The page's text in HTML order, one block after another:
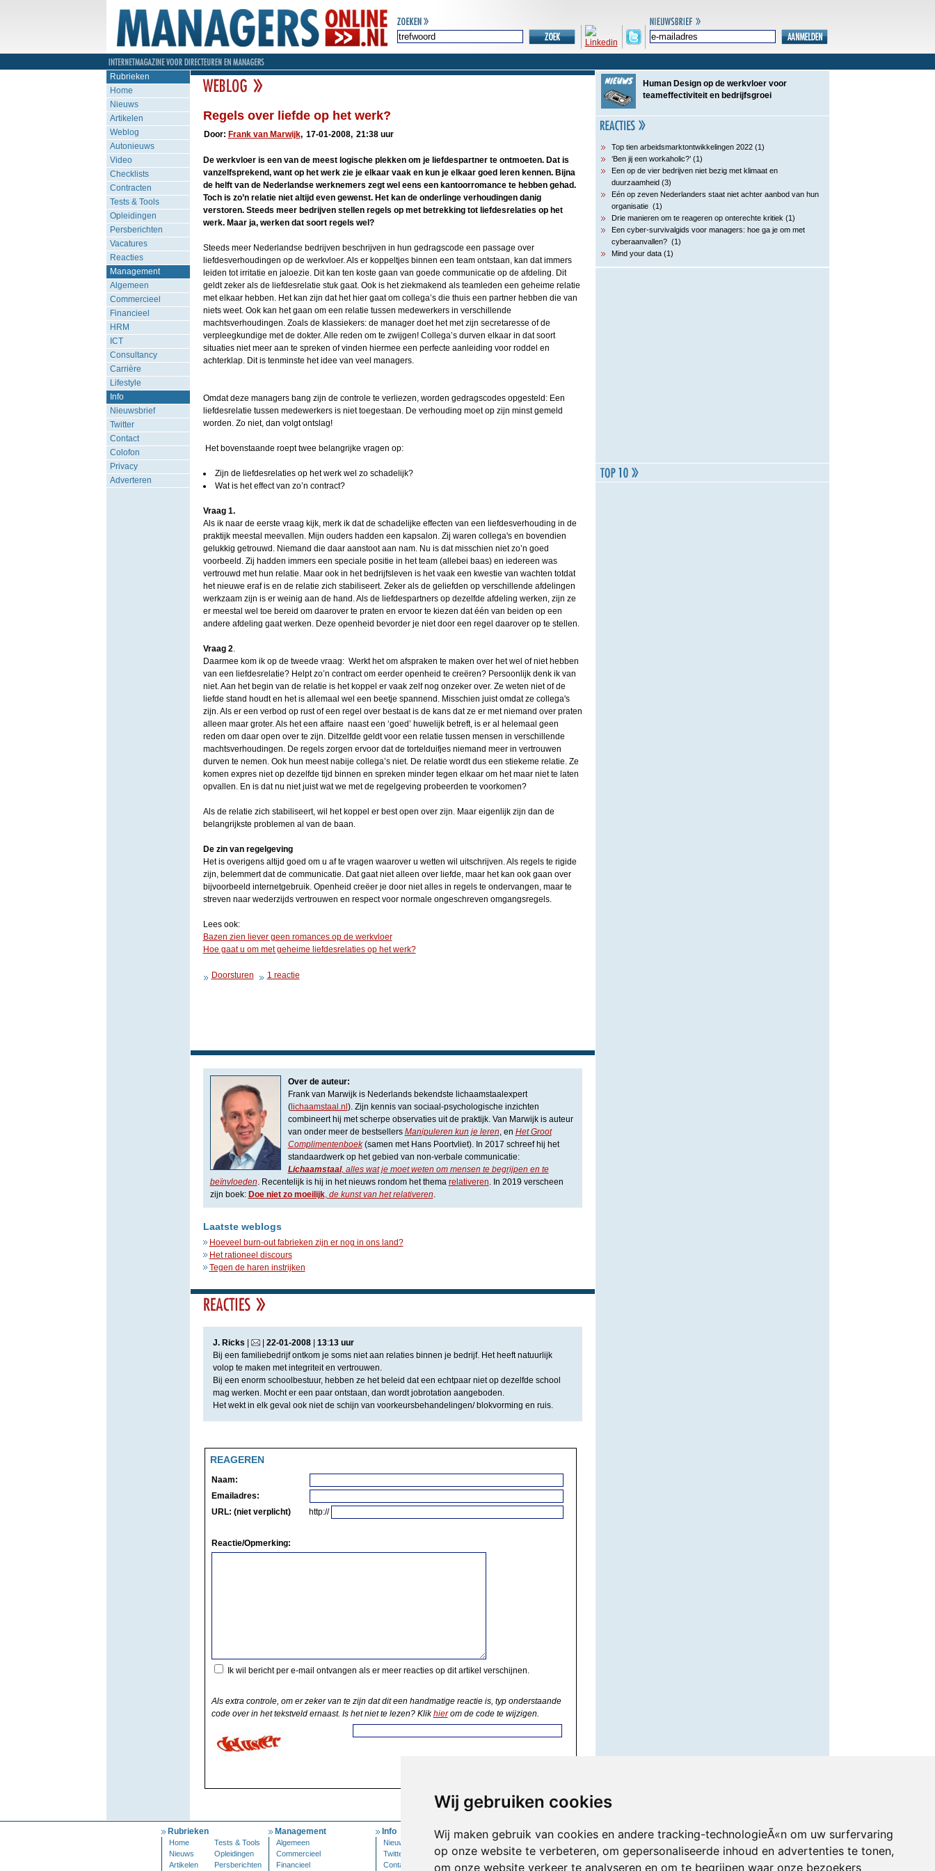
Wij gebruiken cookies
Wij maken gebruik van cookies en andere tracking-technologieÃ«n om uw surfervaring
op onze website te verbeteren, om gepersonaliseerde inhoud en advertenties te tonen,
om onze website verkeer te analyseren en om te begrijpen waar onze bezoekers
Rubrieken
Home
Nieuws
Artikelen
Weblog
Autonieuws
Video
Checklists
Contracten
Tests & Tools
Opleidingen
Persberichten
Vacatures
Reacties
Management
Algemeen
Commercieel
Financieel
HRM
ICT
Consultancy
Carrière
Lifestyle
Info
Nieuwsbrief
Twitter
Contact
Colofon
Privacy
Adverteren
Regels over liefde op het werk?
Door: Frank van Marwijk, 17-01-2008, 21:38 uur
De werkvloer is een van de meest logische plekken om je liefdespartner te ontmoeten. Dat is
vanzelfsprekend, want op het werk zie je elkaar vaak en kun je elkaar goed leren kennen. Bijna
de helft van de Nederlandse werknemers zegt wel eens een kantoorromance te hebben gehad.
Toch is zo’n relatie niet altijd even gewenst. Het kan de onderlinge verhoudingen danig
verstoren. Steeds meer bedrijven stellen regels op met betrekking tot liefdesrelaties op het
werk. Maar ja, werken dat soort regels wel?
Steeds meer Nederlandse bedrijven beschrijven in hun gedragscode een passage over
liefdesverhoudingen op de werkvloer. Als er koppeltjes binnen een team ontstaan, kan dat immers
leiden tot irritatie en jaloezie. Dit kan ten koste gaan van goede communicatie op de afdeling. Dit
geldt zeker als de liefdesrelatie stuk gaat. Ook is het ziekmakend als teamleden een geheime relatie
met elkaar hebben. Het kan zijn dat het hier gaat om collega’s die thuis een partner hebben die van
niets weet. Ook kan het gaan om een relatie tussen medewerkers in verschillende
machtsverhoudingen. Zoals de klassiekers: de manager doet het met zijn secretaresse of de
verpleegkundige met de dokter. Alle reden om te zwijgen! Collega’s durven elkaar in dat soort
situaties niet meer aan te spreken of vinden hiermee een perfecte aanleiding voor roddel en
achterklap. Dit is tenminste het idee van veel managers.
Omdat deze managers bang zijn de controle te verliezen, worden gedragscodes opgesteld: Een
liefdesrelatie tussen medewerkers is niet toegestaan. De verhouding moet op zijn minst gemeld
worden. Zo niet, dan volgt ontslag!
Het bovenstaande roept twee belangrijke vragen op:
Zijn de liefdesrelaties op het werk wel zo schadelijk?
Wat is het effect van zo’n contract?
Vraag 1.
Als ik naar de eerste vraag kijk, merk ik dat de schadelijke effecten van een liefdesverhouding in de
praktijk meestal meevallen. Mijn ouders hadden een kapsalon. Zij waren collega's en bovendien
gelukkig getrouwd. Niemand die daar aanstoot aan nam. Nu is dat misschien niet zo’n goed
voorbeeld. Zij hadden immers een speciale positie in het team (allebei baas) en iedereen was
vertrouwd met hun relatie. Maar ook in het bedrijfsleven is het vaak een kwestie van wachten totdat
het nieuwe eraf is en de relatie zich stabiliseert. Zeker als de geliefden op verschillende afdelingen
werkzaam zijn is er weinig aan de hand. Als de liefdespartners op dezelfde afdeling werken, zijn ze
er meestal wel toe bereid om daarover te praten en ervoor te kiezen dat één van beiden op een
andere afdeling gaat werken. Deze openheid bevorder je niet door een regel daarover op te stellen.
Vraag 2.
Daarmee kom ik op de tweede vraag: Werkt het om afspraken te maken over het wel of niet hebben
van een liefdesrelatie? Helpt zo’n contract om eerder openheid te creëren? Persoonlijk denk ik van
niet. Aan het begin van de relatie is het koppel er vaak zelf nog onzeker over. Ze weten niet of de
liefde stand houdt en het is allemaal wel een beetje spannend. Misschien juist omdat ze collega's
zijn. Als er een verbod op rust of een regel over bestaat is de kans dat ze er met niemand over praten
alleen maar groter. Als het een affaire naast een ‘goed’ huwelijk betreft, is er al helemaal geen
reden om daar open over te zijn. Ditzelfde geldt voor een relatie tussen mensen in verschillende
machtsverhoudingen. De regels zorgen ervoor dat de tortelduifjes niemand meer in vertrouwen
durven te nemen. Ook hun meest nabije collega’s niet. De relatie wordt dus een stiekeme relatie. Ze
komen expres niet op dezelfde tijd binnen en spreken minder tegen elkaar om het maar niet te laten
opvallen. En is dat nu niet juist wat we met de regelgeving probeerden te voorkomen?
Als de relatie zich stabiliseert, wil het koppel er best open over zijn. Maar eigenlijk zijn dan de
belangrijkste problemen al van de baan.
De zin van regelgeving
Het is overigens altijd goed om u af te vragen waarover u wetten wil uitschrijven. Als regels te rigide
zijn, belemmert dat de communicatie. Dat gaat niet alleen over liefde, maar het kan ook gaan over
bijvoorbeeld internetgebruik. Openheid creëer je door niet alles in regels te ondervangen, maar te
streven naar wederzijds vertrouwen en respect voor normale ongeschreven omgangsregels.
Lees ook:
Bazen zien liever geen romances op de werkvloer
Hoe gaat u om met geheime liefdesrelaties op het werk?
Doorsturen 1 reactie
Over de auteur:
Frank van Marwijk is Nederlands bekendste lichaamstaalexpert
(lichaamstaal.nl ). Zijn kennis van sociaal-psychologische inzichten
combineert hij met scherpe observaties uit de praktijk. Van Marwijk is auteur
van onder meer de bestsellers Manipuleren kun je leren, en Het Groot
Complimentenboek(samen met Hans Poortvliet). In 2017 schreef hij het
standaardwerk op het gebied van non-verbale communicatie:
Lichaamstaal, alles wat je moet weten om mensen te begrijpen en te
beïnvloeden. Recentelijk is hij in het nieuws rondom het thema relativeren. In 2019 verscheen
zijn boek: Doe niet zo moeilijk, de kunst van het relativeren.
Laatste weblogs
Hoeveel burn-out fabrieken zijn er nog in ons land?
Het rationeel discours
Tegen de haren instrijken
J. Ricks | 22-01-2008| 13:13 uur
Bij een familiebedrijf ontkom je soms niet aan relaties binnen je bedrijf. Het heeft natuurlijk
volop te maken met integriteit en vertrouwen.
Bij een enorm schoolbestuur, hebben ze het beleid dat een echtpaar niet op dezelfde school
mag werken. Mocht er een paar ontstaan, dan wordt jobrotation aangeboden.
Het wekt in elk geval ook niet de schijn van voorkeursbehandelingen/ blokvorming en ruis.
REAGEREN
Naam:
Emailadres:
URL: (niet verplicht)
http://
Reactie/Opmerking:
Ik wil bericht per e-mail ontvangen als er meer reacties op dit artikel verschijnen.
Als extra controle, om er zeker van te zijn dat dit een handmatige reactie is, typ onderstaande
code over in het tekstveld ernaast. Is het niet te lezen? Klikhierom de code te wijzigen.
Human Design op de werkvloer voor
teameffectiviteit en bedrijfsgroei
Top tien arbeidsmarktontwikkelingen 2022 (1)
‘Ben jij een workaholic?’ (1)
Een op de vier bedrijven niet bezig met klimaat en
duurzaamheid (3)
Eén op zeven Nederlanders staat niet achter aanbod van hun
organisatie (1)
Drie manieren om te reageren op onterechte kritiek (1)
Een cyber-survivalgids voor managers: hoe ga je om met
cyberaanvallen? (1)
Mind your data (1)
Rubrieken
Home
Tests & Tools
Nieuws
Opleidingen
Artikelen
Persberichten
Management
Algemeen
Commercieel
Financieel
Info
Nieuwsbrief
Twitter
Contact
Mijn Account
Inloggen